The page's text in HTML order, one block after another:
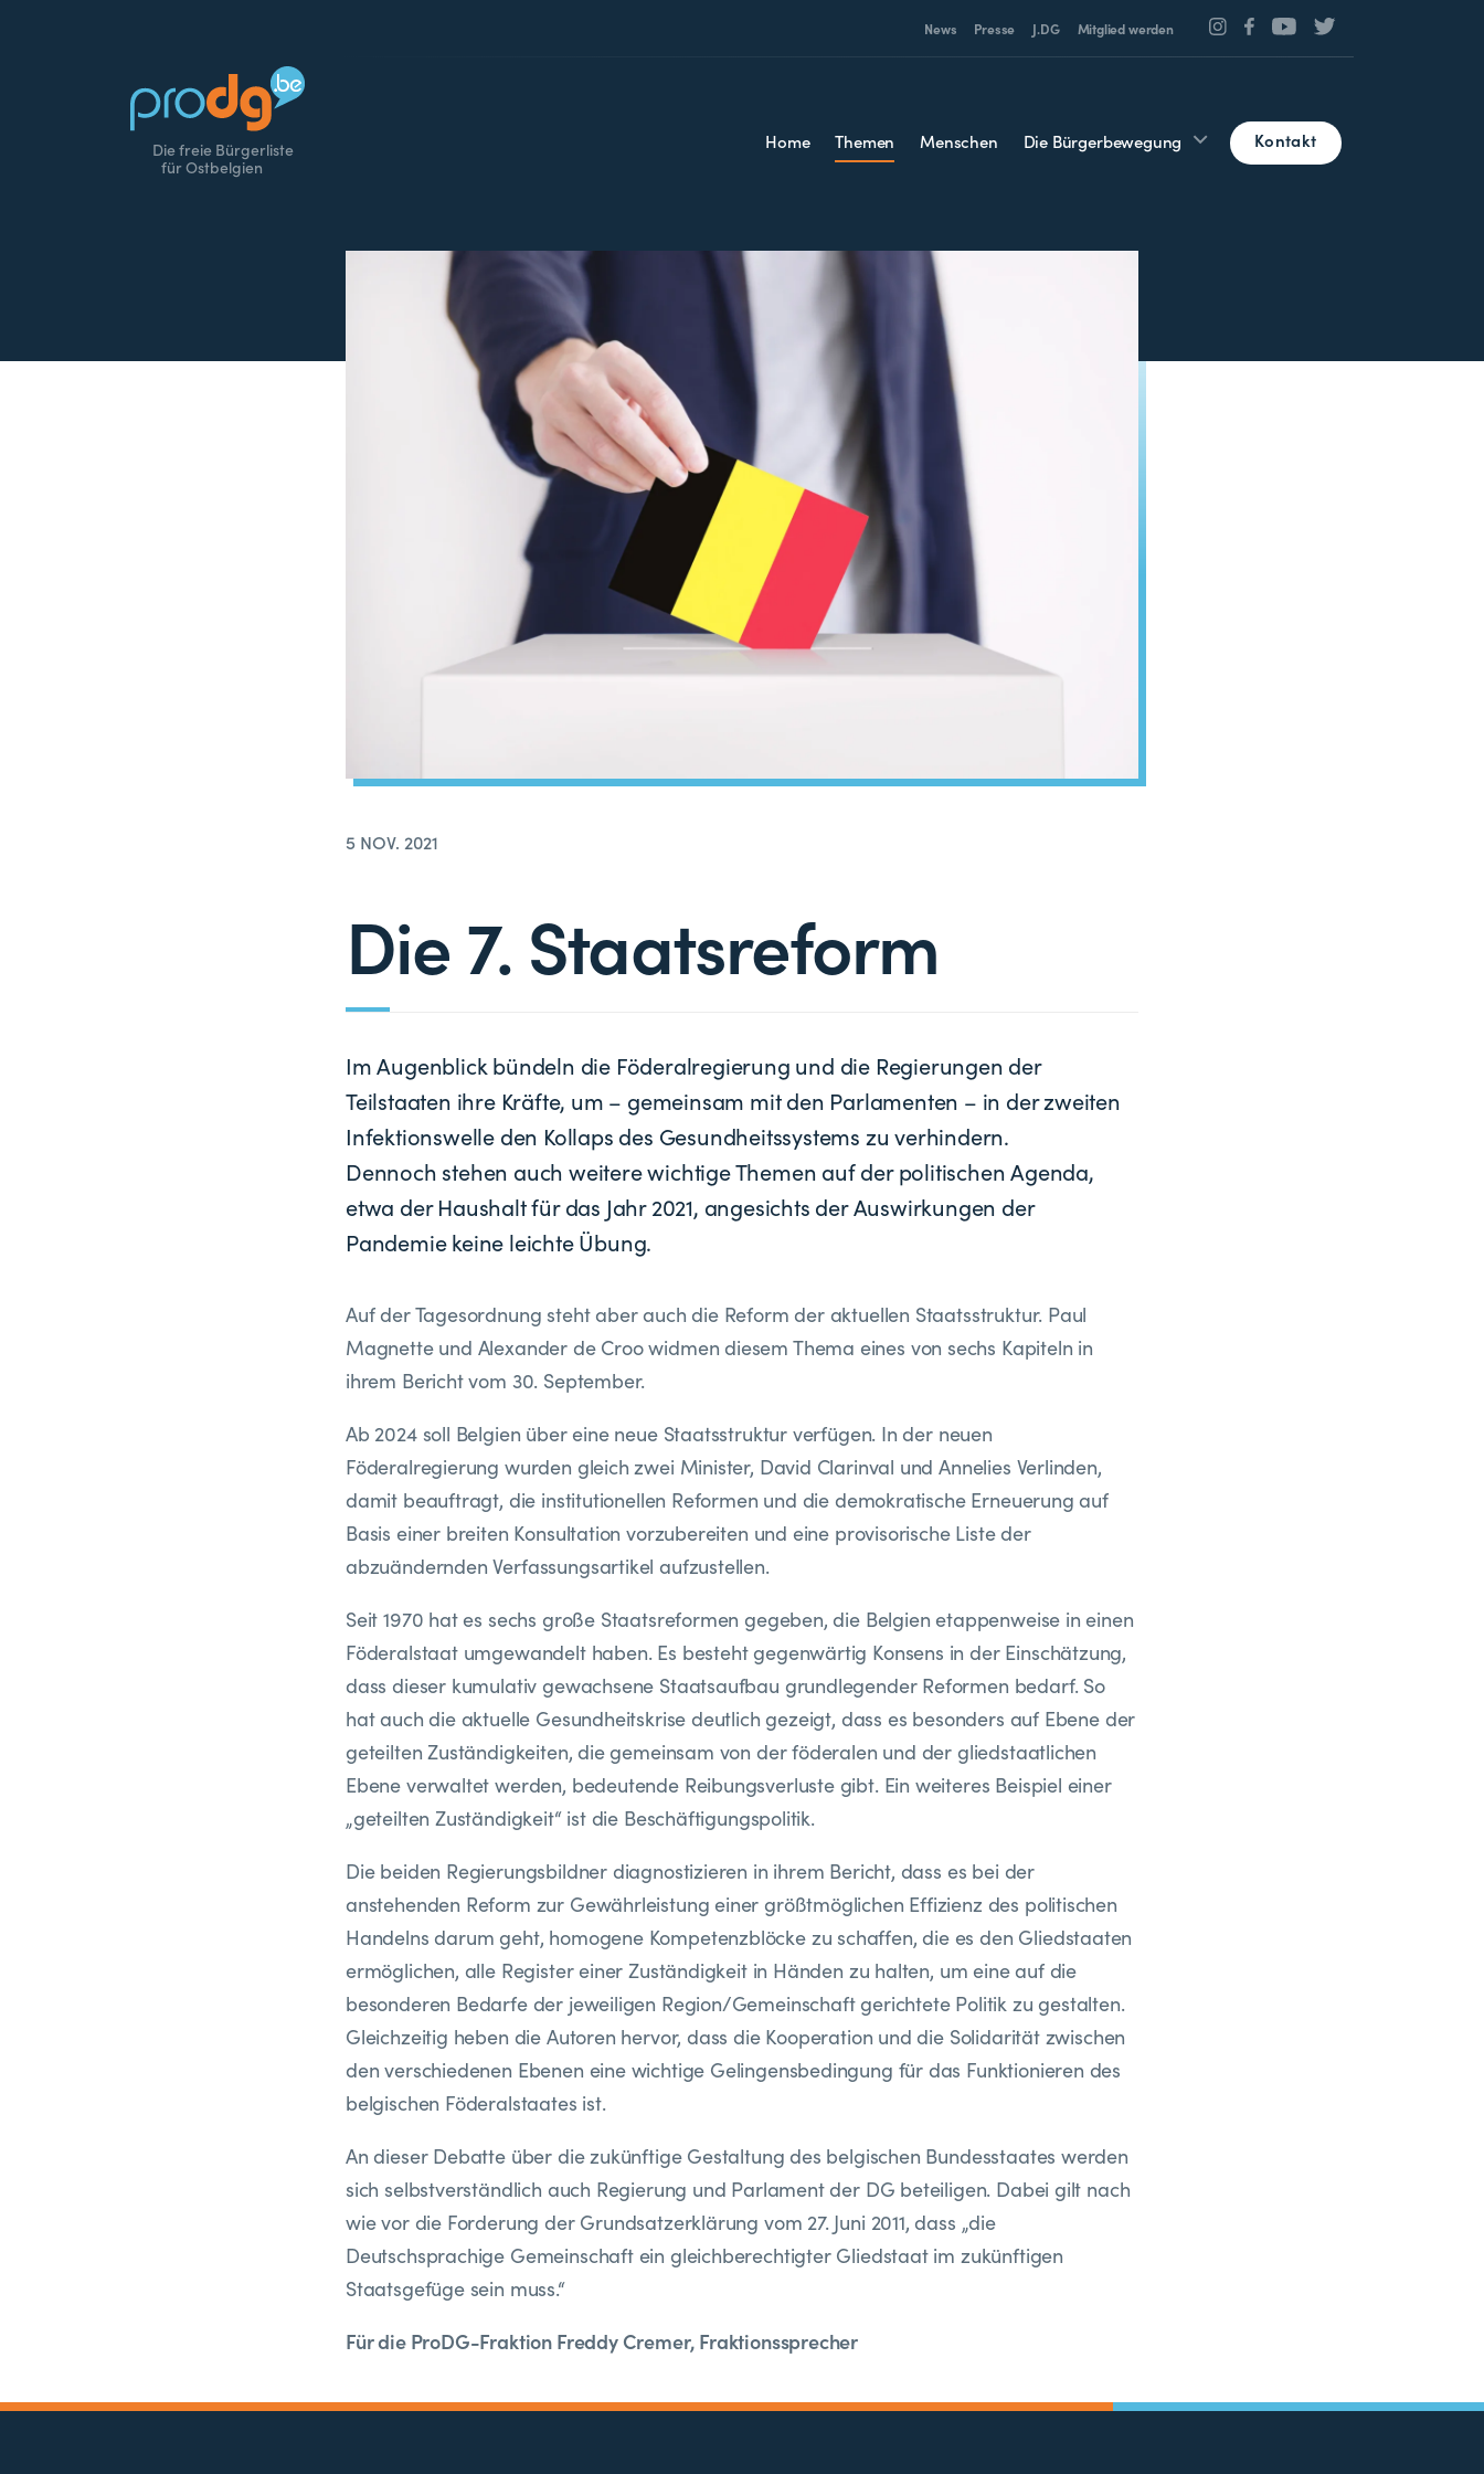
News Presse J.DG Mitglied werden
Die freie Bürgerliste
für Ostbelgien
Home Themen Menschen Die Bürgerbewegung Kontakt
5 NOV. 2021
Die 7. Staatsreform
Im Augenblick bündeln die Föderalregierung und die Regierungen der
Teilstaaten ihre Kräfte, um – gemeinsam mit den Parlamenten – in der zweiten
Infektionswelle den Kollaps des Gesundheitssystems zu verhindern.
Dennoch stehen auch weitere wichtige Themen auf der politischen Agenda,
etwa der Haushalt für das Jahr 2021, angesichts der Auswirkungen der
Pandemie keine leichte Übung.
Auf der Tagesordnung steht aber auch die Reform der aktuellen Staatsstruktur. Paul
Magnette und Alexander de Croo widmen diesem Thema eines von sechs Kapiteln in
ihrem Bericht vom 30. September.
Ab 2024 soll Belgien über eine neue Staatsstruktur verfügen. In der neuen
Föderalregierung wurden gleich zwei Minister, David Clarinval und Annelies Verlinden,
damit beauftragt, die institutionellen Reformen und die demokratische Erneuerung auf
Basis einer breiten Konsultation vorzubereiten und eine provisorische Liste der
abzuändernden Verfassungsartikel aufzustellen.
Seit 1970 hat es sechs große Staatsreformen gegeben, die Belgien etappenweise in einen
Föderalstaat umgewandelt haben. Es besteht gegenwärtig Konsens in der Einschätzung,
dass dieser kumulativ gewachsene Staatsaufbau grundlegender Reformen bedarf. So
hat auch die aktuelle Gesundheitskrise deutlich gezeigt, dass es besonders auf Ebene der
geteilten Zuständigkeiten, die gemeinsam von der föderalen und der gliedstaatlichen
Ebene verwaltet werden, bedeutende Reibungsverluste gibt. Ein weiteres Beispiel einer
„geteilten Zuständigkeit“ ist die Beschäftigungspolitik.
Die beiden Regierungsbildner diagnostizieren in ihrem Bericht, dass es bei der
anstehenden Reform zur Gewährleistung einer größtmöglichen Effizienz des politischen
Handelns darum geht, homogene Kompetenzblöcke zu schaffen, die es den Gliedstaaten
ermöglichen, alle Register einer Zuständigkeit in Händen zu halten, um eine auf die
besonderen Bedarfe der jeweiligen Region/Gemeinschaft gerichtete Politik zu gestalten.
Gleichzeitig heben die Autoren hervor, dass die Kooperation und die Solidarität zwischen
den verschiedenen Ebenen eine wichtige Gelingensbedingung für das Funktionieren des
belgischen Föderalstaates ist.
An dieser Debatte über die zukünftige Gestaltung des belgischen Bundesstaates werden
sich selbstverständlich auch Regierung und Parlament der DG beteiligen. Dabei gilt nach
wie vor die Forderung der Grundsatzerklärung vom 27. Juni 2011, dass „die
Deutschsprachige Gemeinschaft ein gleichberechtigter Gliedstaat im zukünftigen
Staatsgefüge sein muss.“
Für die ProDG-Fraktion Freddy Cremer, Fraktionssprecher